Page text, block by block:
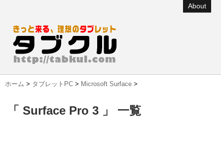
About
ホーム > タブレットPC > Microsoft Surface >
「 Surface Pro 3 」 一覧